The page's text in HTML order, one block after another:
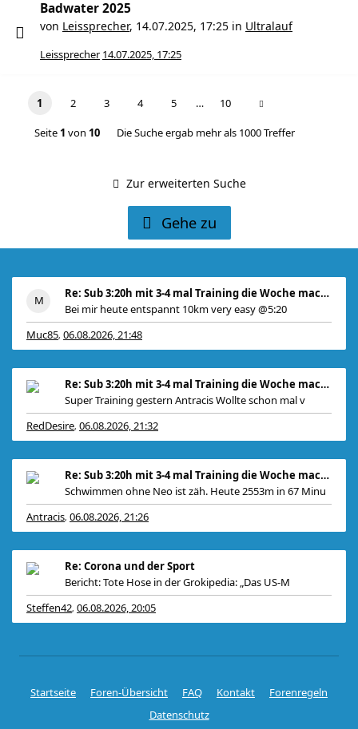
Badwater 2025
von Leissprecher, 14.07.2025, 17:25 in Ultralauf
Leissprecher 14.07.2025, 17:25
1 2 3 4 5 … 10
Seite 1 von 10 Die Suche ergab mehr als 1000 Treffer
Zur erweiterten Suche
Gehe zu
Re: Sub 3:20h mit 3-4 mal Training die Woche machb
Bei mir heute entspannt 10km very easy @5:20
Muc85, 06.08.2026, 21:48
Re: Sub 3:20h mit 3-4 mal Training die Woche machb
Super Training gestern Antracis Wollte schon mal v
RedDesire, 06.08.2026, 21:32
Re: Sub 3:20h mit 3-4 mal Training die Woche machb
Schwimmen ohne Neo ist zäh. Heute 2553m in 67 Minu
Antracis, 06.08.2026, 21:26
Re: Corona und der Sport
Bericht: Tote Hose in der Grokipedia: „Das US-M
Steffen42, 06.08.2026, 20:05
Startseite Foren-Übersicht FAQ Kontakt
Forenregeln
Datenschutz